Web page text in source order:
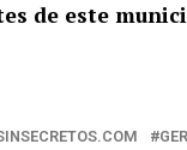
de este